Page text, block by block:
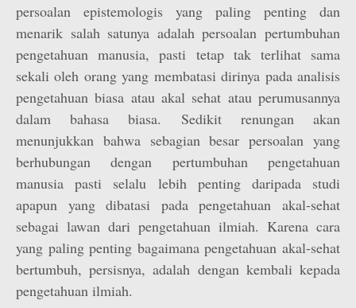
persoalan epistemologis yang paling penting dan
menarik salah satunya adalah persoalan pertumbuhan
pengetahuan manusia, pasti tetap tak terlihat sama
sekali oleh orang yang membatasi dirinya pada analisis
pengetahuan biasa atau akal sehat atau perumusannya
dalam bahasa biasa. Sedikit renungan akan
menunjukkan bahwa sebagian besar persoalan yang
berhubungan dengan pertumbuhan pengetahuan
manusia pasti selalu lebih penting daripada studi
apapun yang dibatasi pada pengetahuan akal-sehat
sebagai lawan dari pengetahuan ilmiah. Karena cara
yang paling penting bagaimana pengetahuan akal-sehat
bertumbuh, persisnya, adalah dengan kembali kepada
pengetahuan ilmiah.